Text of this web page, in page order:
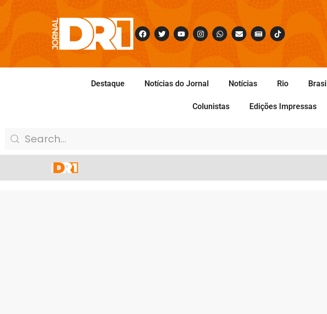
Destaque Notícias do Jornal Notícias Rio Brasil
Colunistas Edições Impressas